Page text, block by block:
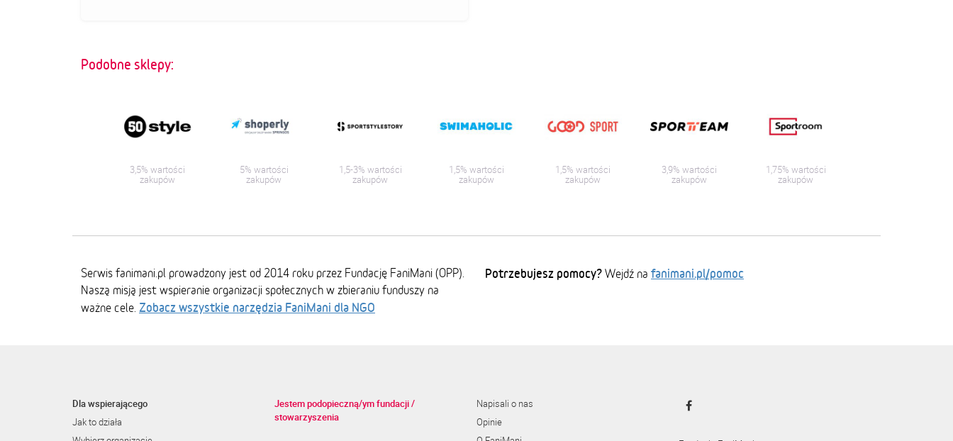
Podobne sklepy:
3,5% wartości
zakupów
5% wartości
zakupów
1,5-3% wartości
zakupów
1,5% wartości
zakupów
1,5% wartości
zakupów
3,9% wartości
zakupów
1,75% wartości
zakupów
Serwis fanimani.pl prowadzony jest od 2014 roku przez Fundację FaniMani (OPP).
Naszą misją jest wspieranie organizacji społecznych w zbieraniu funduszy na
ważne cele. Zobacz wszystkie narzędzia FaniMani dla NGO
Potrzebujesz pomocy? Wejdź na fanimani.pl/pomoc
Dla wspierającego
Jak to działa
Jestem podopieczną/ym fundacji /
stowarzyszenia
Napisali o nas
Opinie